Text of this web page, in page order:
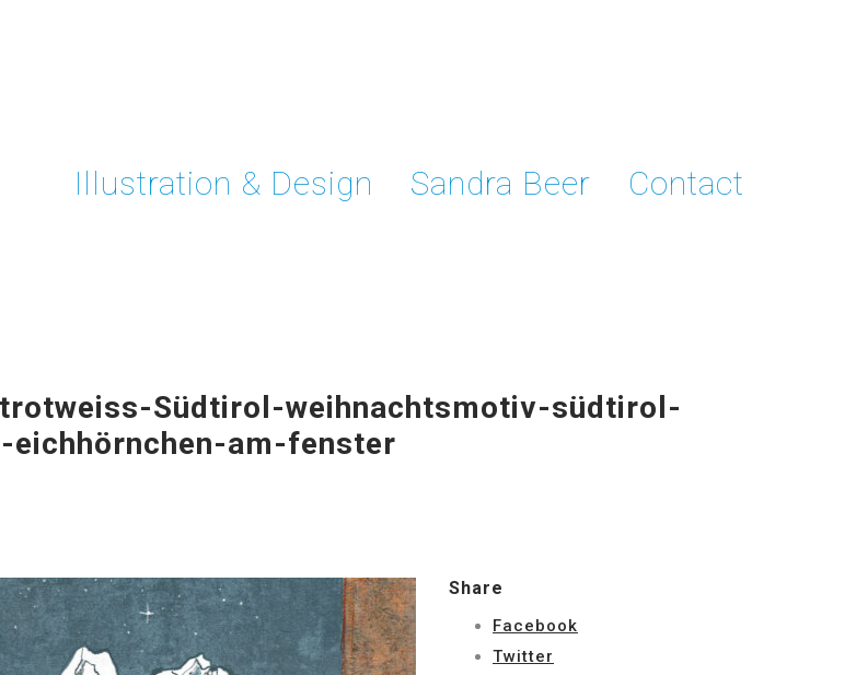
Illustration & Design Sandra Beer Contact
Südtirol-weihnachtsmotiv-südtirol-
am-fenster
Share
Facebook
Twitter